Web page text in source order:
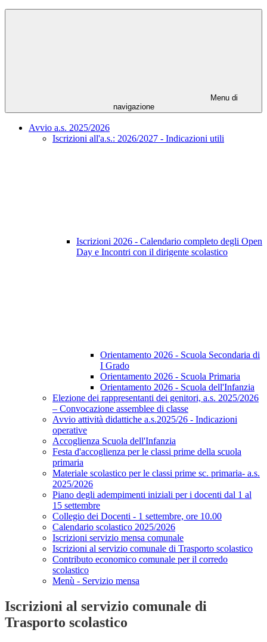
Menu di
navigazione
Avvio a.s. 2025/2026
Iscrizioni all'a.s.: 2026/2027 - Indicazioni utili
Iscrizioni 2026 - Calendario completo degli Open
Day e Incontri con il dirigente scolastico
Orientamento 2026 - Scuola Secondaria di
I Grado
Orientamento 2026 - Scuola Primaria
Orientamento 2026 - Scuola dell'Infanzia
Elezione dei rappresentanti dei genitori, a.s. 2025/2026
– Convocazione assemblee di classe
Avvio attività didattiche a.s.2025/26 - Indicazioni
operative
Accoglienza Scuola dell'Infanzia
Festa d'accoglienza per le classi prime della scuola
primaria
Materiale scolastico per le classi prime sc. primaria- a.s.
2025/2026
Piano degli adempimenti iniziali per i docenti dal 1 al
15 settembre
Collegio dei Docenti - 1 settembre, ore 10.00
Calendario scolastico 2025/2026
Iscrizioni servizio mensa comunale
Iscrizioni al servizio comunale di Trasporto scolastico
Contributo economico comunale per il corredo
scolastico
Menù - Servizio mensa
Iscrizioni al servizio comunale di
Trasporto scolastico